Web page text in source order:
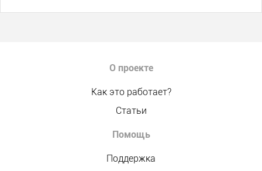
О проекте
Как это работает?
Статьи
Помощь
Поддержка